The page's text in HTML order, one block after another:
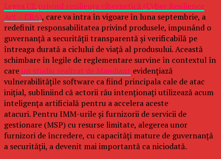
Legea UE privind reziliența cibernetică (Cyber Resilience
Act – CRA), care va intra în vigoare în luna septembrie, a
redefinit responsabilitatea privind produsele, impunând o
guvernanță a securității transparentă și verificabilă pe
întreaga durată a ciclului de viață al produsului. Această
schimbare în legile de reglementare survine în contextul în
careun studiu realizat de Mandiant evidențiază
vulnerabilitățile software ca fiind principala cale de atac
inițial, subliniind că actorii rău intenționați utilizează acum
inteligența artificială pentru a accelera aceste
atacuri. Pentru IMM-urile și furnizorii de servicii de
gestionare (MSP) cu resurse limitate, alegerea unor
furnizori de încredere, cu capacități mature de guvernanță
a securității, a devenit mai importantă ca niciodată.